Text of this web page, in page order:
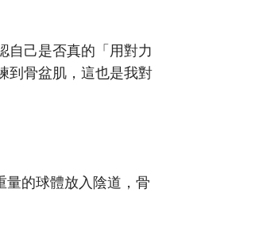
自己是否真的「用對力
到骨盆肌，這也是我對
量的球體放入陰道，骨